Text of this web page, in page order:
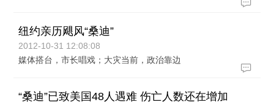
纽约亲历飓风“桑迪”
2012-10-31 12:08:08
媒体搭台，市长唱戏；大灾当前，政治靠边
“桑迪”已致美国48人遇难 伤亡人数还在增加